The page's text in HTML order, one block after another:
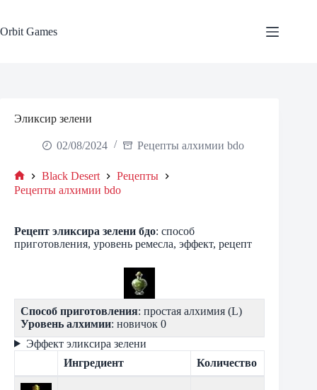
content
Orbit Games
Эликсир зелени
02/08/2024 Рецепты алхимии bdo
Home
Black Desert
Рецепты
Рецепты алхимии bdo
Рецепт эликсира зелени бдо: способ
приготовления, уровень ремесла, эффект, рецепт
Способ приготовления: простая алхимия (L)
Уровень алхимии: новичок 0
Эффект эликсира зелени
Ингредиент
Количество